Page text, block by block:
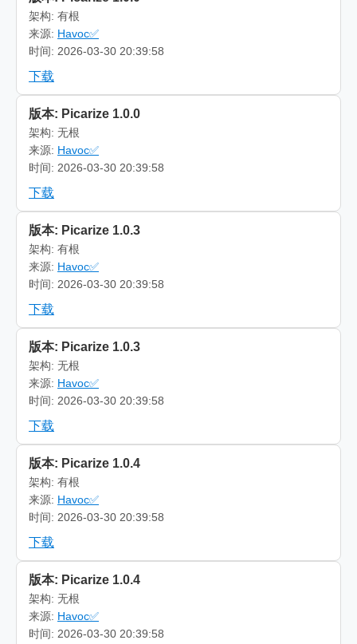
架构: 有根
来源: Havoc✅
时间: 2026-03-30 20:39:58
下载
版本: Picarize 1.0.0
架构: 无根
来源: Havoc✅
时间: 2026-03-30 20:39:58
下载
版本: Picarize 1.0.3
架构: 有根
来源: Havoc✅
时间: 2026-03-30 20:39:58
下载
版本: Picarize 1.0.3
架构: 无根
来源: Havoc✅
时间: 2026-03-30 20:39:58
下载
版本: Picarize 1.0.4
架构: 有根
来源: Havoc✅
时间: 2026-03-30 20:39:58
下载
版本: Picarize 1.0.4
架构: 无根
来源: Havoc✅
时间: 2026-03-30 20:39:58